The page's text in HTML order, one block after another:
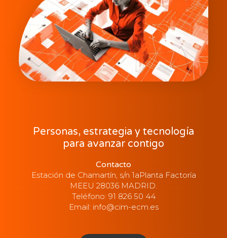
Personas, estrategia y tecnología
para avanzar contigo
Contacto
Estación de Chamartín, s/n 1aPlanta Factoría
MEEU 28036 MADRID.
Teléfono: 91 826 50 44
Email: info@cim-ecm.es